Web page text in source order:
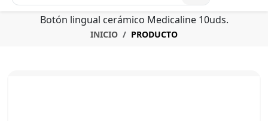
Botón lingual cerámico Medicaline 10uds.
INICIO PRODUCTO